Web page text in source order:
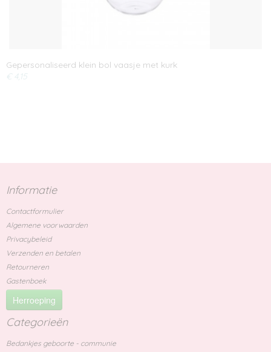
Gepersonaliseerd klein bol vaasje met kurk
€ 4,15
Informatie
Contactformulier
Algemene voorwaarden
Privacybeleid
Verzenden en betalen
Retourneren
Gastenboek
Herroeping
Categorieën
Bedankjes geboorte - communie